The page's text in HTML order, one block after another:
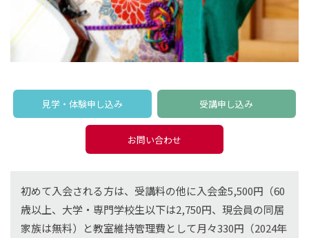
見学・体験申し込み 受講申し込み
お問い合わせ
初めて入会される方は、受講料の他に入会金5,500円（60
歳以上、大学・専門学校生以下は2,750円、現会員の同居
家族は無料）と教室維持管理費として月々330円（2024年